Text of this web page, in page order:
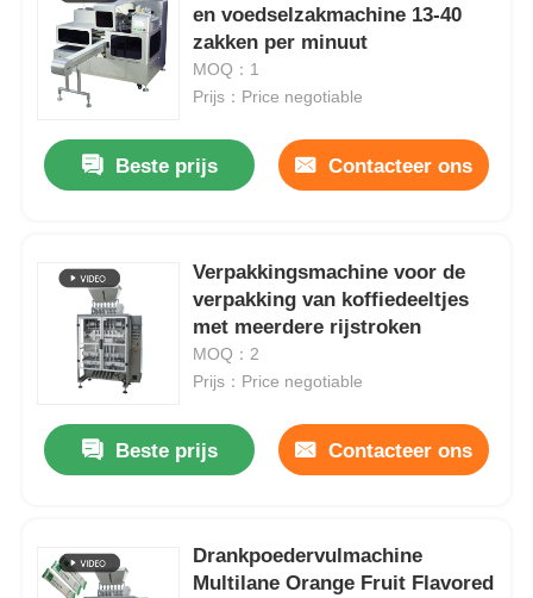
en voedselzakmachine 13-40
zakken per minuut
MOQ：1
Prijs：Price negotiable
Beste prijs Contacteer ons
Verpakkingsmachine voor de
verpakking van koffiedeeltjes
met meerdere rijstroken
MOQ：2
Prijs：Price negotiable
Beste prijs Contacteer ons
Drankpoedervulmachine
Multilane Orange Fruit Flavored